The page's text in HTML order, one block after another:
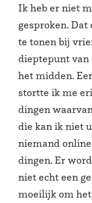
Ik heb er niet
gesproken.
te tonen bij
dieptepunt van
het midden.
stortte ik me
dingen
die kan ik niet
niemand
dingen. Er
niet echt een
moeilijk om